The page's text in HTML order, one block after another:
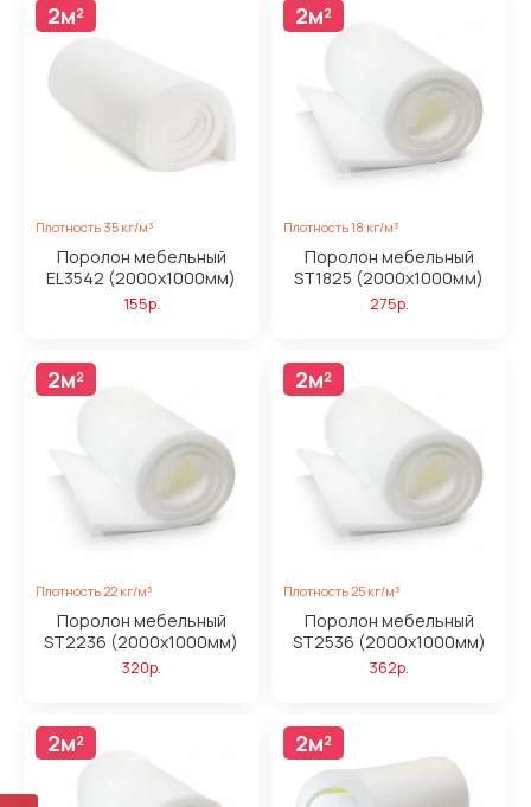
2м²
Плотность 35 кг/м³
Поролон мебельный
EL3542 (2000x1000мм)
155р.
2м²
Плотность 18 кг/м³
Поролон мебельный
ST1825 (2000х1000мм)
275р.
2м²
Плотность 22 кг/м³
Поролон мебельный
ST2236 (2000x1000мм)
320р.
2м²
Плотность 25 кг/м³
Поролон мебельный
ST2536 (2000x1000мм)
362р.
2м² 2м²